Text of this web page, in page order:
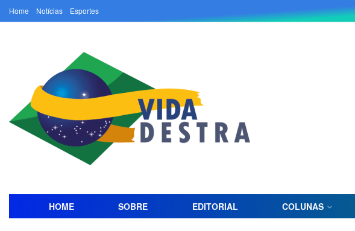
Home Notícias Esportes
HOME SOBRE EDITORIAL COLUNAS